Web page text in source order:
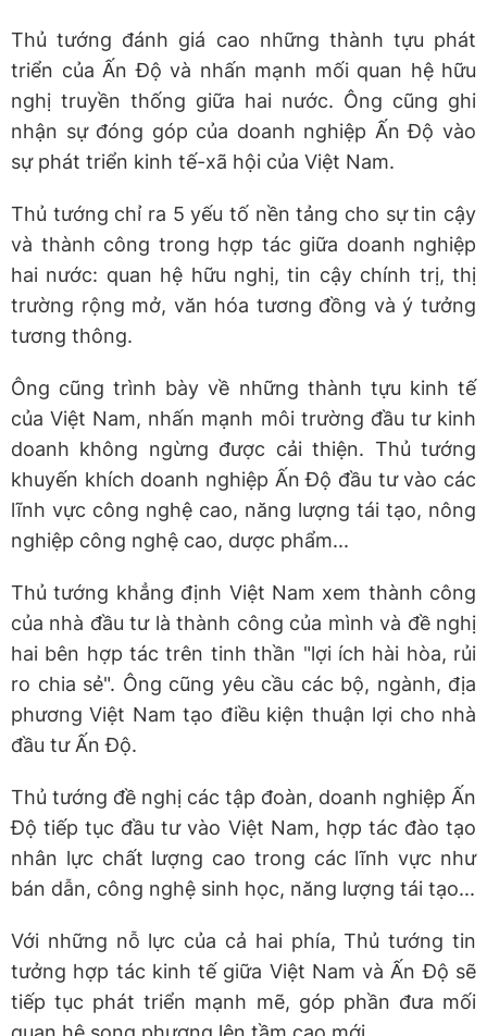
Thủ tướng đánh giá cao những thành tựu phát
triển của Ấn Độ và nhấn mạnh mối quan hệ hữu
nghị truyền thống giữa hai nước. Ông cũng ghi
nhận sự đóng góp của doanh nghiệp Ấn Độ vào
sự phát triển kinh tế-xã hội của Việt Nam.
Thủ tướng chỉ ra 5 yếu tố nền tảng cho sự tin cậy
và thành công trong hợp tác giữa doanh nghiệp
hai nước: quan hệ hữu nghị, tin cậy chính trị, thị
trường rộng mở, văn hóa tương đồng và ý tưởng
tương thông.
Ông cũng trình bày về những thành tựu kinh tế
của Việt Nam, nhấn mạnh môi trường đầu tư kinh
doanh không ngừng được cải thiện. Thủ tướng
khuyến khích doanh nghiệp Ấn Độ đầu tư vào các
lĩnh vực công nghệ cao, năng lượng tái tạo, nông
nghiệp công nghệ cao, dược phẩm...
Thủ tướng khẳng định Việt Nam xem thành công
của nhà đầu tư là thành công của mình và đề nghị
hai bên hợp tác trên tinh thần "lợi ích hài hòa, rủi
ro chia sẻ". Ông cũng yêu cầu các bộ, ngành, địa
phương Việt Nam tạo điều kiện thuận lợi cho nhà
đầu tư Ấn Độ.
Thủ tướng đề nghị các tập đoàn, doanh nghiệp Ấn
Độ tiếp tục đầu tư vào Việt Nam, hợp tác đào tạo
nhân lực chất lượng cao trong các lĩnh vực như
bán dẫn, công nghệ sinh học, năng lượng tái tạo...
Với những nỗ lực của cả hai phía, Thủ tướng tin
tưởng hợp tác kinh tế giữa Việt Nam và Ấn Độ sẽ
tiếp tục phát triển mạnh mẽ, góp phần đưa mối